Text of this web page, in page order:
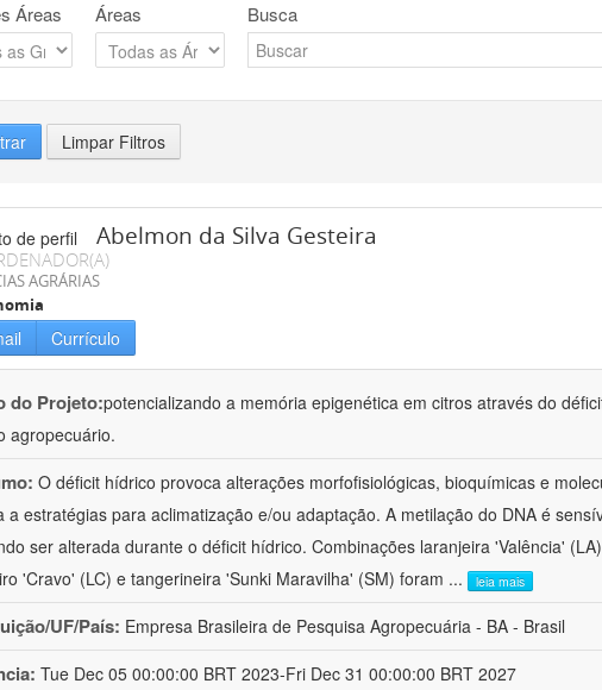
Áreas Áreas Busca
Limpar Filtros
Abelmon da Silva Gesteira
AGRÁRIAS
Currículo
do Projeto:potencializando a memória epigenética em citros através do
agropecuário.
O déficit hídrico provoca alterações morfofisiológicas, bioquímicas e
a estratégias para aclimatização e/ou adaptação. A metilação do DNA é
ser alterada durante o déficit hídrico. Combinações laranjeira 'Valência'
'Cravo' (LC) e tangerineira 'Sunki Maravilha' (SM) foram ... leia mais
UF/País: Empresa Brasileira de Pesquisa Agropecuária - BA - Brasil
Tue Dec 05 00:00:00 BRT 2023-Fri Dec 31 00:00:00 BRT 2027